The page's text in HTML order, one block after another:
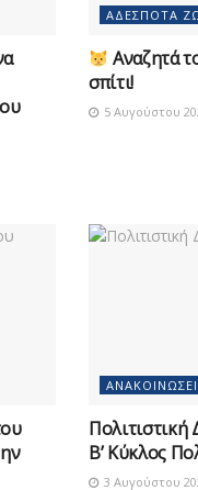
ΑΔΈΣΠΟΤΑ
Αναζητά
σπίτι!
5 Αυγούστου
Β’ Κύκλος
3 Αυγούστου